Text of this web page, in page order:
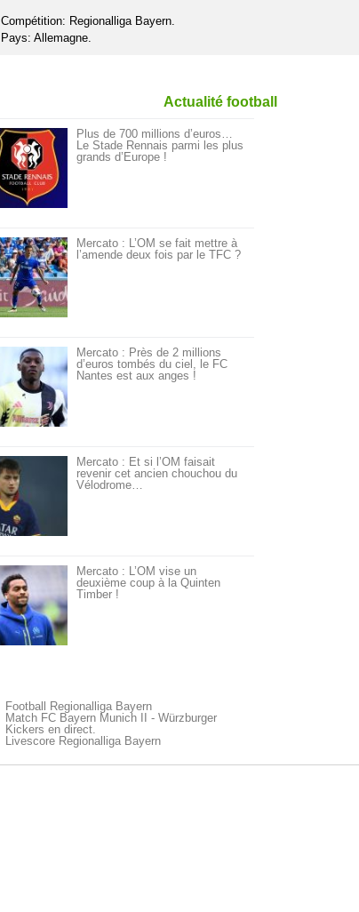
Compétition: Regionalliga Bayern.
Pays: Allemagne.
Actualité football
Plus de 700 millions d’euros…
Le Stade Rennais parmi les plus
grands d’Europe !
Mercato : L’OM se fait mettre à
l’amende deux fois par le TFC ?
Mercato : Près de 2 millions
d’euros tombés du ciel, le FC
Nantes est aux anges !
Mercato : Et si l’OM faisait
revenir cet ancien chouchou du
Vélodrome…
Mercato : L’OM vise un
deuxième coup à la Quinten
Timber !
Football Regionalliga Bayern
Match FC Bayern Munich II - Würzburger
Kickers en direct.
Livescore Regionalliga Bayern